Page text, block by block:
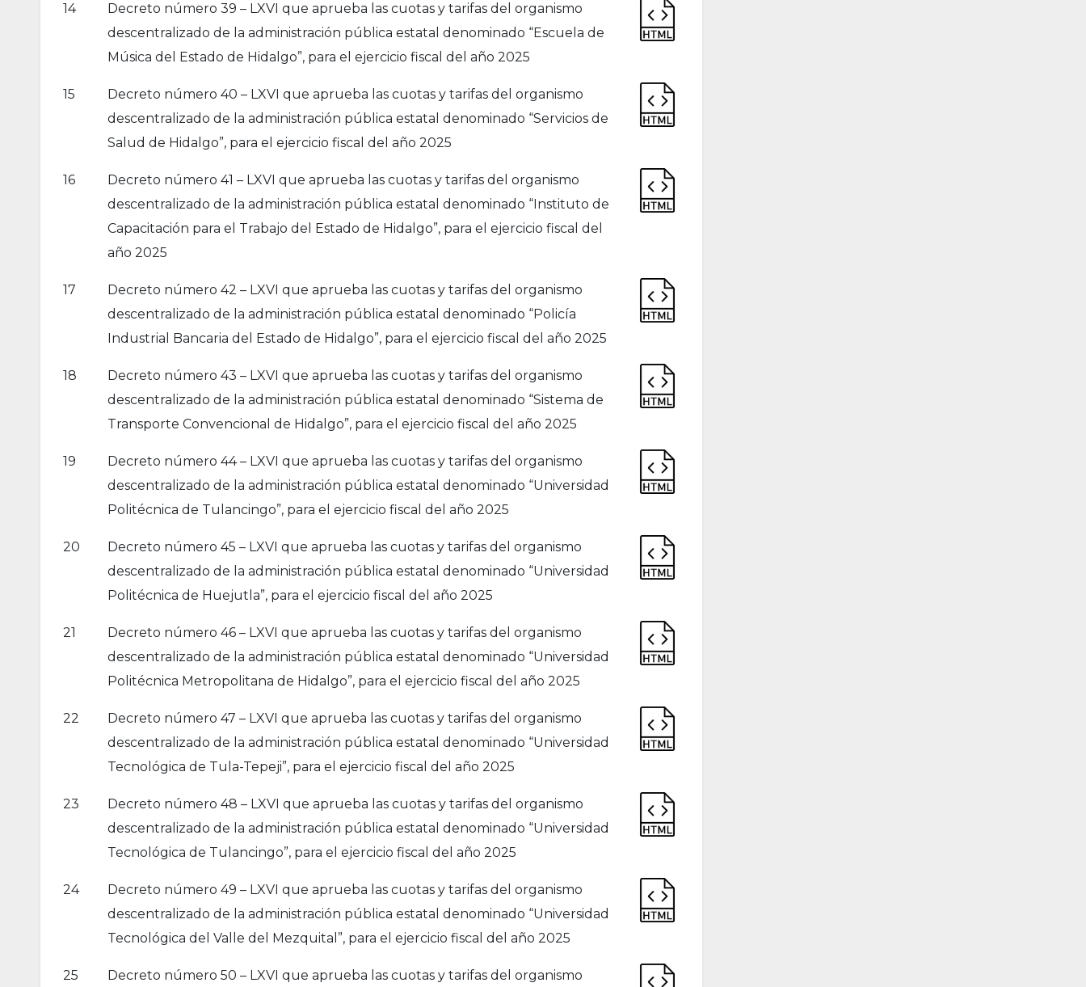
14
Decreto número 39 – LXVI que aprueba las cuotas y tarifas del organismo
descentralizado de la administración pública estatal denominado “Escuela de
Música del Estado de Hidalgo”, para el ejercicio fiscal del año 2025
15
Decreto número 40 – LXVI que aprueba las cuotas y tarifas del organismo
descentralizado de la administración pública estatal denominado “Servicios de
Salud de Hidalgo”, para el ejercicio fiscal del año 2025
16
Decreto número 41 – LXVI que aprueba las cuotas y tarifas del organismo
descentralizado de la administración pública estatal denominado “Instituto de
Capacitación para el Trabajo del Estado de Hidalgo”, para el ejercicio fiscal del
año 2025
17
Decreto número 42 – LXVI que aprueba las cuotas y tarifas del organismo
descentralizado de la administración pública estatal denominado “Policía
Industrial Bancaria del Estado de Hidalgo”, para el ejercicio fiscal del año 2025
18
Decreto número 43 – LXVI que aprueba las cuotas y tarifas del organismo
descentralizado de la administración pública estatal denominado “Sistema de
Transporte Convencional de Hidalgo”, para el ejercicio fiscal del año 2025
19
Decreto número 44 – LXVI que aprueba las cuotas y tarifas del organismo
descentralizado de la administración pública estatal denominado “Universidad
Politécnica de Tulancingo”, para el ejercicio fiscal del año 2025
20
Decreto número 45 – LXVI que aprueba las cuotas y tarifas del organismo
descentralizado de la administración pública estatal denominado “Universidad
Politécnica de Huejutla”, para el ejercicio fiscal del año 2025
21
Decreto número 46 – LXVI que aprueba las cuotas y tarifas del organismo
descentralizado de la administración pública estatal denominado “Universidad
Politécnica Metropolitana de Hidalgo”, para el ejercicio fiscal del año 2025
22
Decreto número 47 – LXVI que aprueba las cuotas y tarifas del organismo
descentralizado de la administración pública estatal denominado “Universidad
Tecnológica de Tula-Tepeji”, para el ejercicio fiscal del año 2025
23
Decreto número 48 – LXVI que aprueba las cuotas y tarifas del organismo
descentralizado de la administración pública estatal denominado “Universidad
Tecnológica de Tulancingo”, para el ejercicio fiscal del año 2025
24
Decreto número 49 – LXVI que aprueba las cuotas y tarifas del organismo
descentralizado de la administración pública estatal denominado “Universidad
Tecnológica del Valle del Mezquital”, para el ejercicio fiscal del año 2025
25 Decreto número 50 – LXVI que aprueba las cuotas y tarifas del organismo